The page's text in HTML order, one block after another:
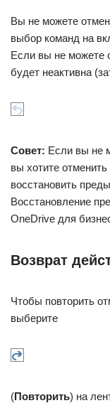
Вы не можете
выбор команд на
Если вы не можете
будет неактивна
Совет: Если вы не
вы хотите
восстановить
Восстановление
OneDrive для
Возврат
Чтобы повторить
выберите
(Повторить) на